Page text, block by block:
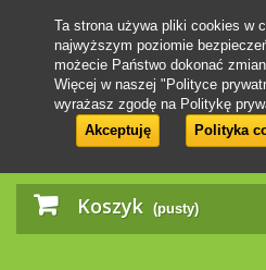
Koszyk (pusty)
Ta strona używa pliki cookies w
najwyższym poziomie
możecie Państwo dokonać
Więcej w naszej "Polityce
wyrażasz zgodę na Politykę
Akceptuję
Polityka